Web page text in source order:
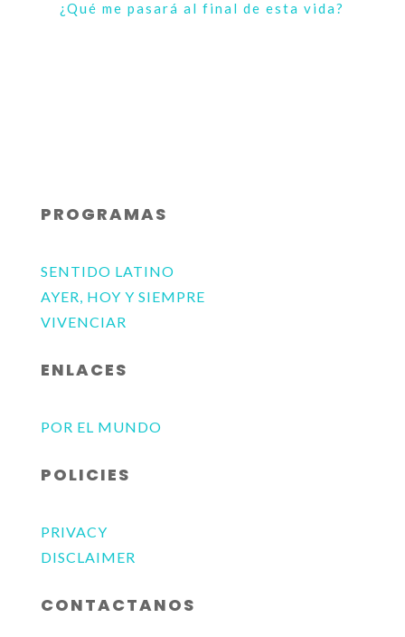
¿Qué me pasará al final de esta vida?
PROGRAMAS
SENTIDO LATINO
AYER, HOY Y SIEMPRE
VIVENCIAR
ENLACES
POR EL MUNDO
POLICIES
PRIVACY
DISCLAIMER
CONTACTANOS